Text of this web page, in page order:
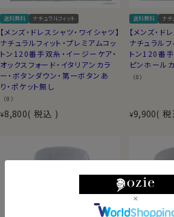
送料無料 ナチュラルフィット
【メンズ・ドレスシャツ・ワイシャツ】
ナチュラルフィット・プレミアムコッ
トン120番手双糸・イージーケア・
オックスフォード・イタリアンカラ
ー・ボタンダウン・第一ボタンあ
り・ポケット無し
（0）
¥8,800 税込
送料無料 ナチ
【メンズ・ド
ナチュラルフ
トン120番手
ピンホール
（0）
¥9,900 税